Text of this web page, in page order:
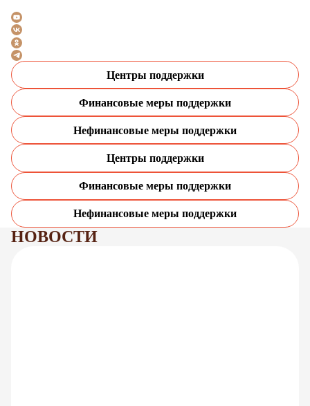
Центры поддержки
Финансовые меры поддержки
Нефинансовые меры поддержки
Центры поддержки
Финансовые меры поддержки
Нефинансовые меры поддержки
НОВОСТИ